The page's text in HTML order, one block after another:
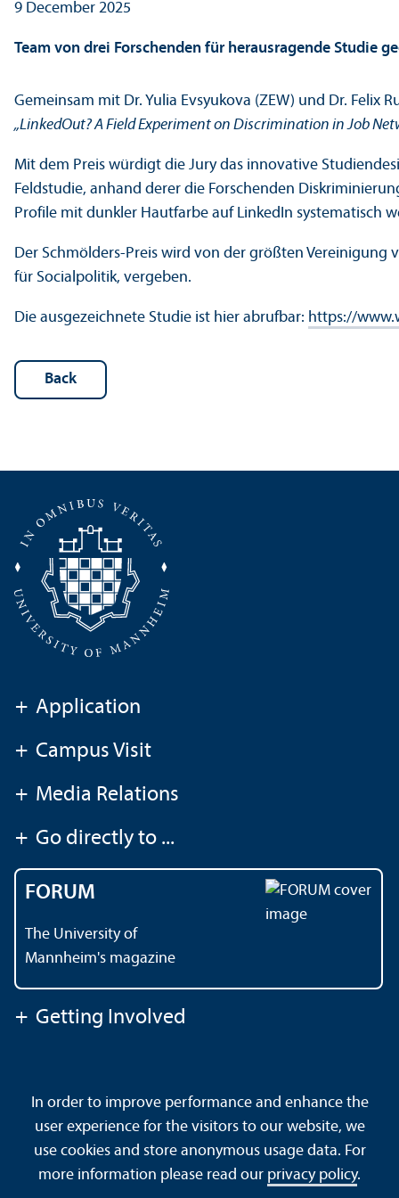
9 December 2025
Team von drei Forschenden für herausragende Studie
Gemeinsam mit Dr. Yulia Evsyukova (ZEW) und Dr. Felix
„LinkedOut? A Field Experiment on Discrimination in Job
Mit dem Preis würdigt die Jury das innovative
Feldstudie, anhand derer die Forschenden
Profile mit dunkler Hautfarbe auf LinkedIn systematisch
Der Schmölders-Preis wird von der größten Vereinigung
für Socialpolitik, vergeben.
Die ausgezeichnete Studie ist hier abrufbar: https://
Back
+ Application
+ Campus Visit
+ Media Relations
+ Go directly to ...
FORUM
The University of
Mannheim's magazine
+ Getting Involved
Data Protection Declaration
Barrierefreiheit
Sitemap
House Rules Safety and Emergencies
In order to improve performance and enhance the
user experience for the visitors to our website, we
use cookies and store anonymous usage data. For
more information please read our privacy policy.